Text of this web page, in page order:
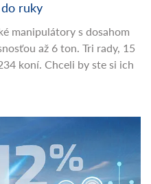
ruky
manipulátory s dosahom
až 6 ton. Tri rady, 15
koní. Chceli by ste si ich